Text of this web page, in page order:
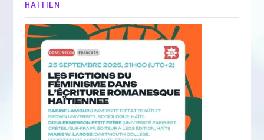
HAÏTIEN